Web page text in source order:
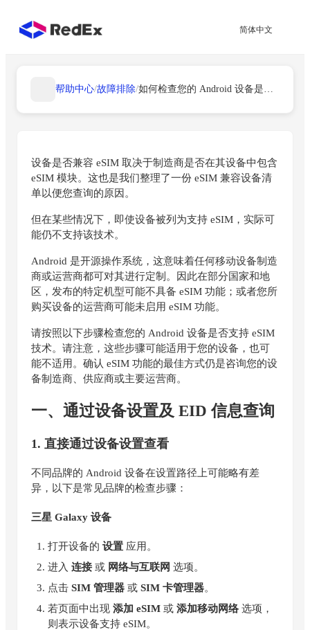
简体中文
帮助中心/故障排除/ 如何检查您的 Android 设备是否支持 eSIM？
设备是否兼容 eSIM 取决于制造商是否在其设备中包含
eSIM 模块。这也是我们整理了一份 eSIM 兼容设备清
单以便您查询的原因。
但在某些情况下，即使设备被列为支持 eSIM，实际可
能仍不支持该技术。
Android 是开源操作系统，这意味着任何移动设备制造
商或运营商都可对其进行定制。因此在部分国家和地
区，发布的特定机型可能不具备 eSIM 功能；或者您所
购买设备的运营商可能未启用 eSIM 功能。
请按照以下步骤检查您的 Android 设备是否支持 eSIM
技术。请注意，这些步骤可能适用于您的设备，也可
能不适用。确认 eSIM 功能的最佳方式仍是咨询您的设
备制造商、供应商或主要运营商。
一、通过设备设置及 EID 信息查询
1. 直接通过设备设置查看
不同品牌的 Android 设备在设置路径上可能略有差
异，以下是常见品牌的检查步骤：
三星 Galaxy 设备
打开设备的 设置 应用。
进入 连接 或 网络与互联网 选项。
点击 SIM 管理器 或 SIM 卡管理器。
若页面中出现 添加 eSIM 或 添加移动网络选项，
则表示设备支持 eSIM。